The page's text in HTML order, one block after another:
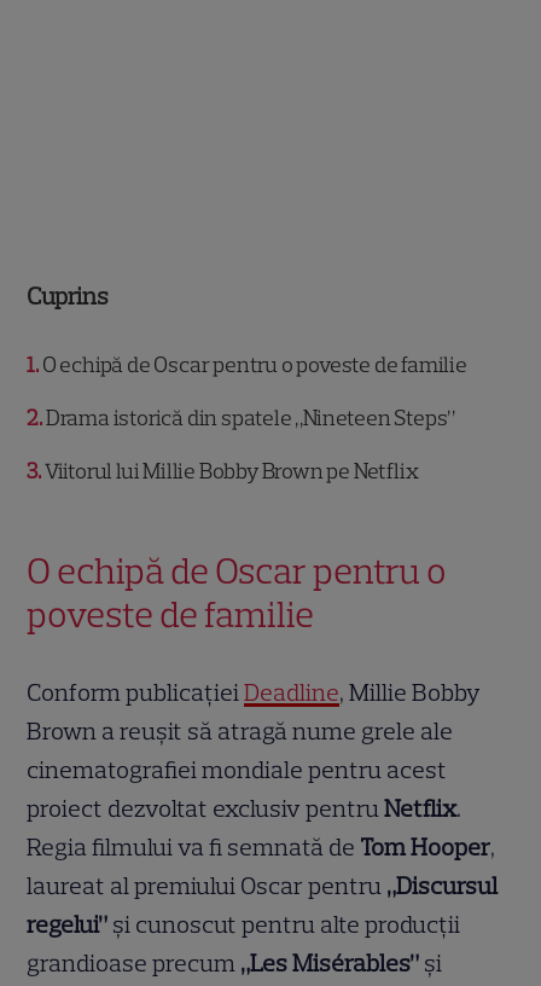
Cuprins
1 O echipă de Oscar pentru o poveste de familie
2 Drama istorică din spatele „Nineteen Steps”
3 Viitorul lui Millie Bobby Brown pe Netflix
O echipă de Oscar pentru o
poveste de familie
Conform publicațieiDeadline, Millie Bobby
Brown a reușit să atragă nume grele ale
cinematografiei mondiale pentru acest
proiect dezvoltat exclusiv pentruNetflix.
Regia filmului va fi semnată de Tom Hooper,
laureat al premiului Oscar pentru „Discursul
regelui” și cunoscut pentru alte producții
grandioase precum „Les Misérables” și